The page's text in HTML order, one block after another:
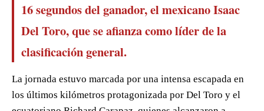
16 segundos del ganador, el mexicano Isaac
Del Toro, que se afianza como líder de la
clasificación general.
La jornada estuvo marcada por una intensa escapada en
los últimos kilómetros protagonizada por Del Toro y el